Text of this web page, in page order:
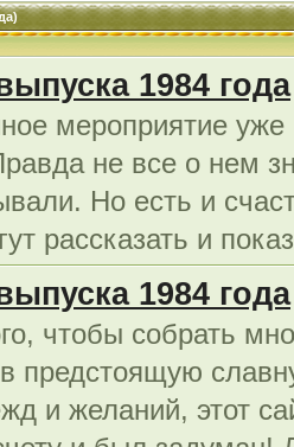
1984 года
мероприятие уже
не все о нем
Но есть и
рассказать и
1984 года
чтобы собрать
предстоящую
и желаний, этот